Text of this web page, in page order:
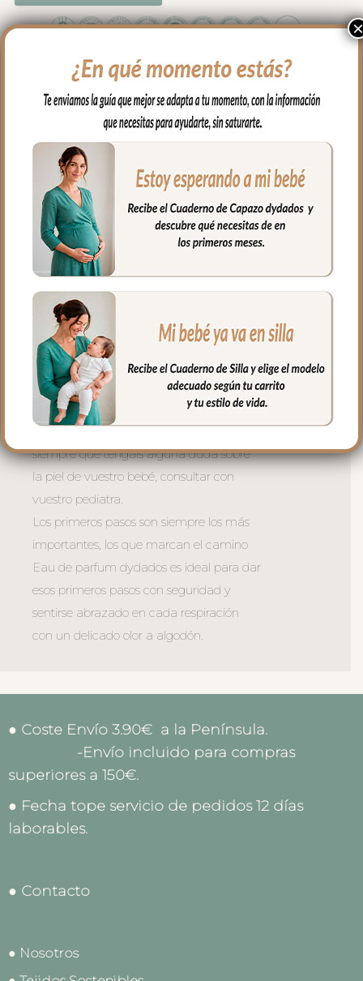
El perfume dydados es una fragancia
donde predominan las notas florales
almizcladas. Un perfume infantil de los
que adoran los adultos. Un delicado olor
a algodón, a sábanas blancas, a eso que
tanto gusta y te hace repetir.
Las Notas de Salida son neroli y
bergamota; las Notas de Corazón son
pera, flor de azahar, manzana y rosa; las
Notas de Fondo son almizcle, grain y
cedro.
Eau de Parfum dydados es ideal para las
mamás y para los bebés.
Siempre tener cuidado, no se
recomienda poner el perfume al bebé
sobre la piel, siempre sobre la ropa. y
siempre que tengáis alguna duda sobre
la piel de vuestro bebé, consultar con
vuestro pediatra.
Los primeros pasos son siempre los más
importantes, los que marcan el camino
Eau de parfum dydados es ideal para dar
esos primeros pasos con seguridad y
sentirse abrazado en cada respiración
con un delicado olor a algodón.
● Coste Envío 3.90€ a la Península.
-Envío incluido para compras
superiores a 150€.
● Fecha tope servicio de pedidos 12 días
laborables.
● Contacto
● Nosotros
×